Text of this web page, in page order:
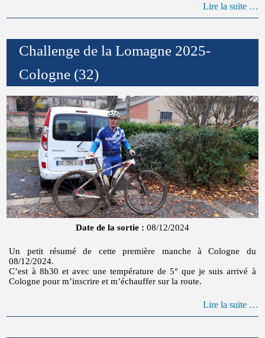
Lire la suite …
Challenge de la Lomagne 2025-
Cologne (32)
Date de la sortie : 08/12/2024
Un petit résumé de cette première manche à Cologne du
08/12/2024.
C’est à 8h30 et avec une température de 5° que je suis arrivé à
Cologne pour m’inscrire et m’échauffer sur la route.
Lire la suite …